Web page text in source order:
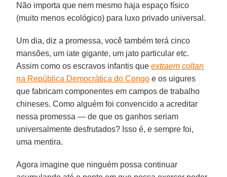
Não importa que nem mesmo haja espaço físico
(muito menos ecológico) para luxo privado universal.
Um dia, diz a promessa, você também terá cinco
mansões, um iate gigante, um jato particular etc.
Assim como os escravos infantis queextraem coltan
na República Democrática do Congo e os uigures
que fabricam componentes em campos de trabalho
chineses. Como alguém foi convencido a acreditar
nessa promessa — de que os ganhos seriam
universalmente desfrutados? Isso é, e sempre foi,
uma mentira.
Agora imagine que ninguém possa continuar